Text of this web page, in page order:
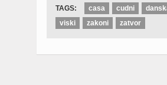
TAGS: casa cudni
viski
zakoni zatvor